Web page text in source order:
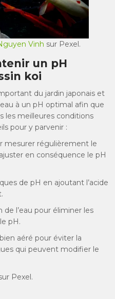
Vinh sur Pexel.
un pH
koi
du jardin japonais et
à un pH optimal afin que
les meilleures conditions
pour y parvenir :
mesurer régulièrement le
en conséquence le pH
de pH en ajoutant l’acide
l’eau pour éliminer les
pH.
aéré pour éviter la
qui peuvent modifier le
Pexel.